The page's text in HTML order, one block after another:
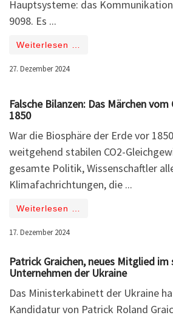
Hauptsysteme: das
9098. Es ...
Weiterlesen …
27. Dezember 2024
Falsche Bilanzen: Das Märchen
1850
War die Biosphäre der Erde vor
weitgehend stabilen CO2-
gesamte Politik, Wissenschaftler
Klimafachrichtungen, die ...
Weiterlesen …
17. Dezember 2024
Patrick Graichen, neues Mitglied
Unternehmen der Ukraine
Das Ministerkabinett der Ukraine
Kandidatur von Patrick Roland